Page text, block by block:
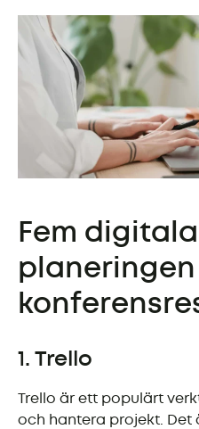
Fem
planeringen
1. Trello
Trello är ett populärt
och hantera projekt. Det